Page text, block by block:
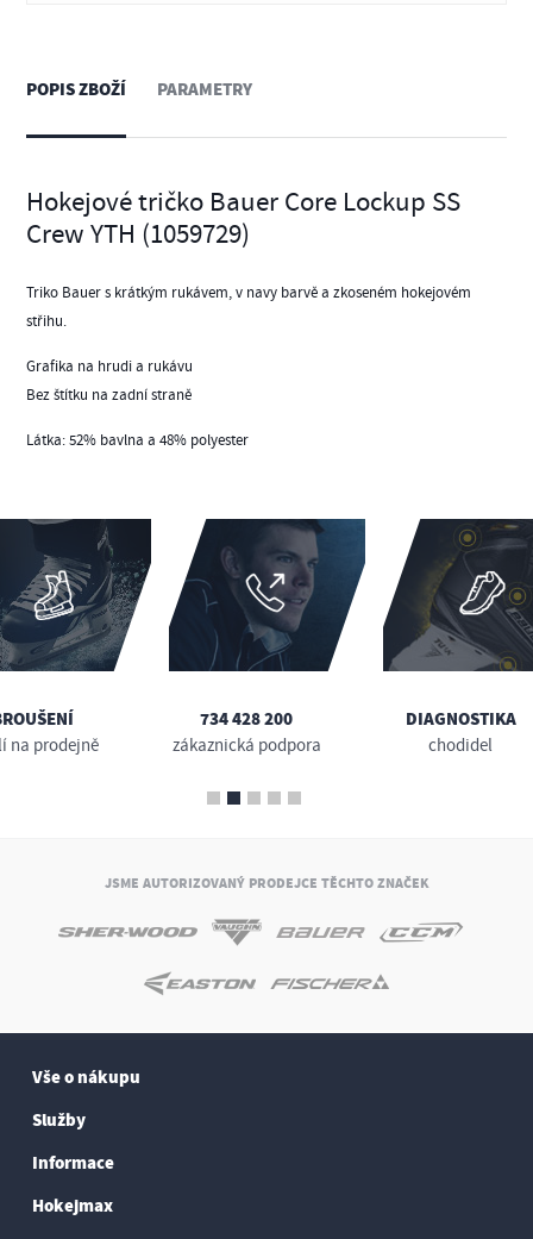
POPIS ZBOŽÍ
Hokejové tričko Bauer Core Lockup SS
Crew YTH (1059729)
Triko Bauer s krátkým rukávem, v navy barvě a zkoseném hokejovém
střihu.
Grafika na hrudi a rukávu
Bez štítku na zadní straně
Látka: 52% bavlna a 48% polyester
PARAMETRY
na prodejně
734 428 200
zákaznická podpora
DIAGNOSTIKA
chodidel
JSME AUTORIZOVANÝ PRODEJCE TĚCHTO ZNAČEK
Vše o nákupu
Služby
Informace
Hokejmax